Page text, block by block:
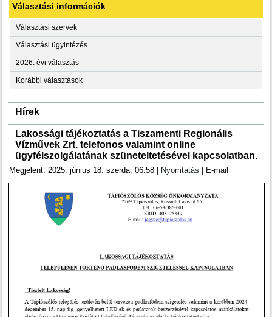
Választási információk
Választási szervek
Választási ügyintézés
2026. évi választás
Korábbi választások
Hírek
Lakossági tájékoztatás a Tiszamenti Regionális
Vízművek Zrt. telefonos valamint online
ügyfélszolgálatának szüneteltetésével kapcsolatban.
Megjelent: 2025. június 18. szerda, 06:58 Nyomtatás E-mail